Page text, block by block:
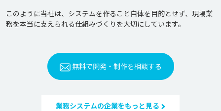
このように当社は、システムを作ること自体を目的とせず、現場業
無料で開発・制作を相談する
業務システムの企業をもっと見る